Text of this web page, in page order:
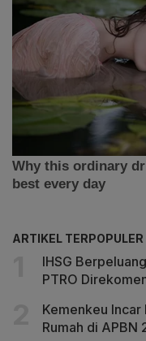
ARTIKEL TERPOPULER
IHSG
PTRO
Kemenkeu Incar
Rumah di APBN